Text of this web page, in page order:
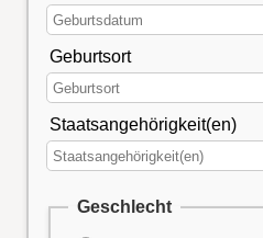
Geburtsort
Staatsangehörigkeit(en)
Geschlecht